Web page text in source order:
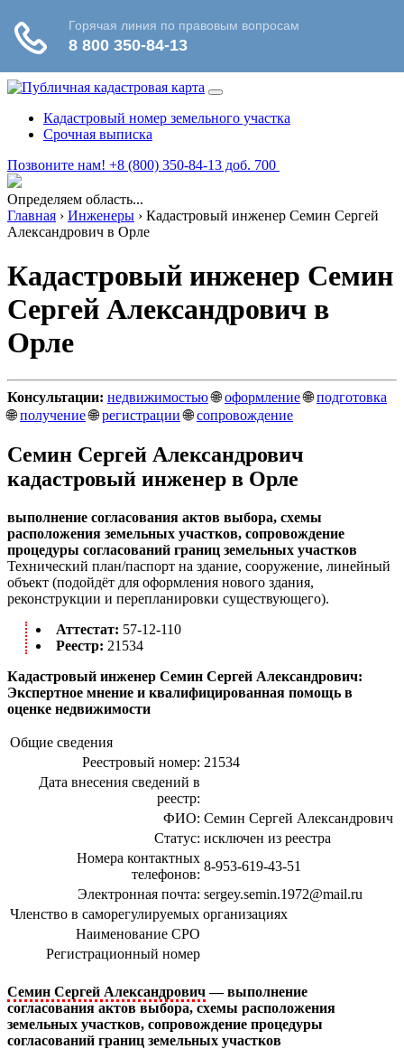
Кадастровый номер земельного участка
Срочная выписка
Позвоните нам! +8 (800) 350-84-13 доб. 700
Определяем область...
Главная › Инженеры › Кадастровый инженер Семин Сергей
Александрович в Орле
Кадастровый инженер Семин
Сергей Александрович в
Орле
Консультации: недвижимостью🌐оформление🌐подготовка
🌐получение🌐регистрации🌐сопровождение
Семин Сергей Александрович
кадастровый инженер в Орле
выполнение согласования актов выбора, схемы
расположения земельных участков, сопровождение
процедуры согласований границ земельных участков
Технический план/паспорт на здание, сооружение, линейный
объект (подойдёт для оформления нового здания,
реконструкции и перепланировки существующего).
Аттестат: 57-12-110
Реестр: 21534
Кадастровый инженер Семин Сергей Александрович:
Экспертное мнение и квалифицированная помощь в
оценке недвижимости
Общие сведения
Реестровый номер: 21534
Дата внесения сведений в
реестр:
ФИО: Семин Сергей Александрович
Статус: исключен из реестра
Номера контактных
телефонов:
8-953-619-43-51
Электронная почта: sergey.semin.1972@mail.ru
Членство в саморегулируемых организациях
Наименование СРО
Регистрационный номер
Семин Сергей Александрович— выполнение
согласования актов выбора, схемы расположения
земельных участков, сопровождение процедуры
согласований границ земельных участков